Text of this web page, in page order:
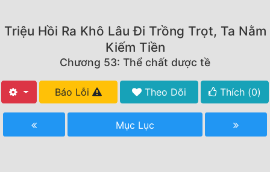
Truyện Mới Ra
Hoàn Thành
Triệu Hồi Ra Khô Lâu Đi Trồng Trọt, Ta Nằm
Kiếm Tiền
Chương 53: Thể chất dược tề
Báo Lỗi Theo Dõi Thích (0)
Mục Lục